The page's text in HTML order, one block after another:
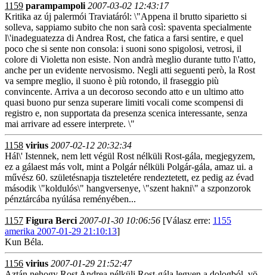
1159 parampampoli 2007-03-02 12:43:17
Kritika az új palermói Traviatáról: \"Appena il brutto siparietto si
solleva, sappiamo subito che non sarà così: spaventa specialmente
l\'inadeguatezza di Andrea Rost, che fatica a farsi sentire, e quel
poco che si sente non consola: i suoni sono spigolosi, vetrosi, il
colore di Violetta non esiste. Non andrà meglio durante tutto l\'atto,
anche per un evidente nervosismo. Negli atti seguenti però, la Rost
va sempre meglio, il suono è più rotondo, il fraseggio più
convincente. Arriva a un decoroso secondo atto e un ultimo atto
quasi buono pur senza superare limiti vocali come scompensi di
registro e, non supportata da presenza scenica interessante, senza
mai arrivare ad essere interprete. \"
1158 virius 2007-02-12 20:32:34
Hál\' Istennek, nem lett végül Rost nélküli Rost-gála, megjegyzem,
ez a gálaest más volt, mint a Polgár nélküli Polgár-gála, amaz ui. a
művész 60. születésnapja tiszteletére rendeztetett, ez pedig az évad
második \"koldulós\" hangversenye, \"szent hakni\" a szponzorok
pénztárcába nyúlása reményében...
1157 Figura Berci 2007-01-30 10:06:56 [Válasz erre: 1155
amerika 2007-01-29 21:10:13]
Kun Béla.
1156 virius 2007-01-29 21:52:47